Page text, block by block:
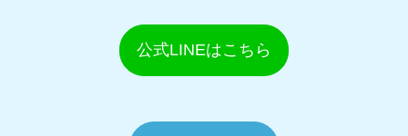
公式LINEはこちら